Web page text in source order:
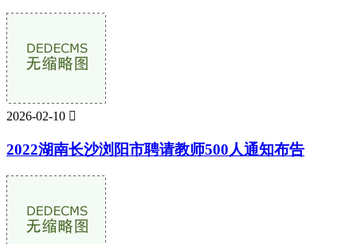
2026-02-10 
2022湖南长沙浏阳市聘请教师500人通知布告